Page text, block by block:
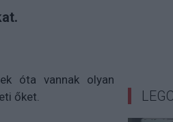
óta vannak olyan
őket.